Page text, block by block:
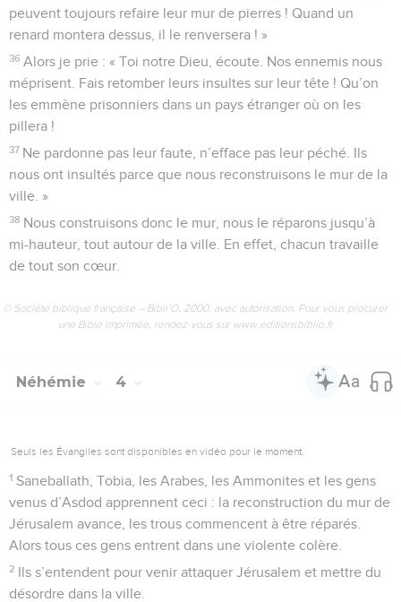
peuvent toujours refaire leur mur de pierres ! Quand un
renard montera dessus, il le renversera ! »
36 Alors je prie : « Toi notre Dieu, écoute. Nos ennemis nous
méprisent. Fais retomber leurs insultes sur leur tête ! Qu’on
les emmène prisonniers dans un pays étranger où on les
pillera !
37 Ne pardonne pas leur faute, n’efface pas leur péché. Ils
nous ont insultés parce que nous reconstruisons le mur de la
ville. »
38 Nous construisons donc le mur, nous le réparons jusqu’à
mi-hauteur, tout autour de la ville. En effet, chacun travaille
de tout son cœur.
© Société biblique française – Bibli’O, 2000, avec autorisation. Pour vous procurer
une Bible imprimée, rendez-vous sur www.editionsbiblio.fr
Néhémie 4
Seuls les Évangiles sont disponibles en vidéo pour le moment.
1 Saneballath, Tobia, les Arabes, les Ammonites et les gens
venus d’Asdod apprennent ceci : la reconstruction du mur de
Jérusalem avance, les trous commencent à être réparés.
Alors tous ces gens entrent dans une violente colère.
2 Ils s’entendent pour venir attaquer Jérusalem et mettre du
désordre dans la ville.